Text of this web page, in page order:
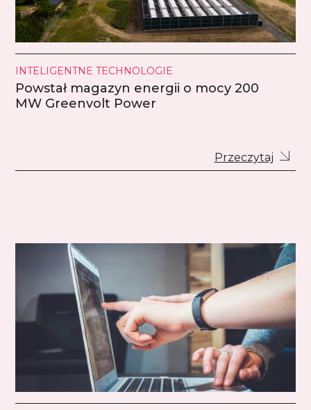
INTELIGENTNE TECHNOLOGIE
Powstał magazyn energii o mocy 200
MW Greenvolt Power
Przeczytaj